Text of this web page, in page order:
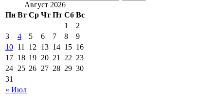
Август 2026
Пн Вт Ср Чт Пт Сб Вс
« Июл
1
2
3
4 5 6 7 8
9
10 11 12 13 14 15 16
17 18 19 20 21 22 23
24 25 26 27 28 29 30
31